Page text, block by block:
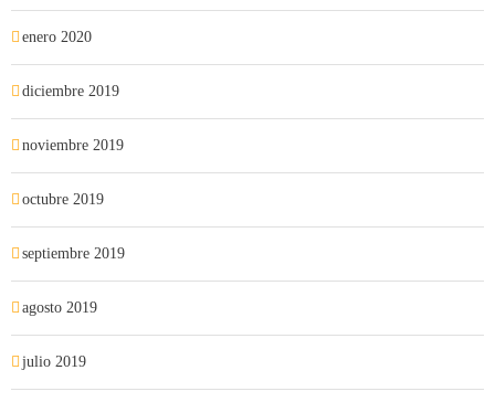
enero 2020
diciembre 2019
noviembre 2019
octubre 2019
septiembre 2019
agosto 2019
julio 2019